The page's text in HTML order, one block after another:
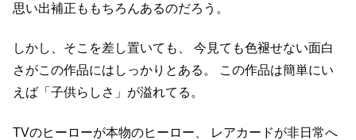
思い出補正ももちろんあるのだろう。
しかし、そこを差し置いても、
今見ても色褪せない面白
さがこの作品にはしっかりとある。
この作品は簡単にい
えば「子供らしさ」が溢れてる。
TVのヒーローが本物のヒーロー、
レアカードが非日常へ